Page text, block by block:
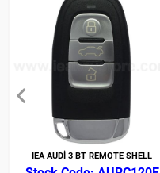
IEA AUDİ 3 BT REMOTE SHELL